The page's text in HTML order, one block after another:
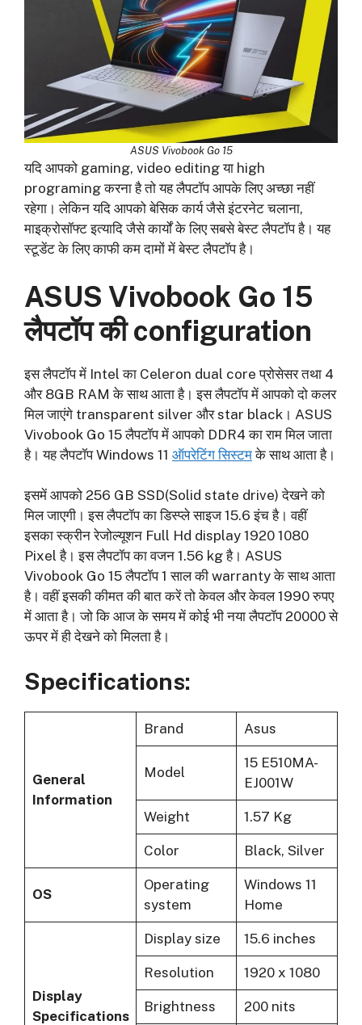
ASUS Vivobook Go 15
यदि आपको gaming, video editing या high
programing करना है तो यह लैपटॉप आपके लिए अच्छा नहीं
रहेगा। लेकिन यदि आपको बेसिक कार्य जैसे इंटरनेट चलाना,
माइक्रोसॉफ्ट इत्यादि जैसे कार्यों के लिए सबसे बेस्ट लैपटॉप है। यह
स्टूडेंट के लिए काफी कम दामों में बेस्ट लैपटॉप है।
ASUS Vivobook Go 15
लैपटॉप की configuration
इस लैपटॉप में Intel का Celeron dual core प्रोसेसर तथा 4
और 8GB RAM के साथ आता है। इस लैपटॉप में आपको दो कलर
मिल जाएंगे transparent silver और star black। ASUS
Vivobook Go 15 लैपटॉप में आपको DDR4 का राम मिल जाता
है। यह लैपटॉप Windows 11 ऑपरेटिंग सिस्टमके साथ आता है।
इसमें आपको 256 GB SSD(Solid state drive) देखने को
मिल जाएगी। इस लैपटॉप का डिस्प्ले साइज 15.6 इंच है। वहीं
इसका स्क्रीन रेजोल्यूशन Full Hd display 1920 1080
Pixel है। इस लैपटॉप का वजन 1.56 kg है। ASUS
Vivobook Go 15 लैपटॉप 1 साल की warranty के साथ आता
है। वहीं इसकी कीमत की बात करें तो केवल और केवल 1990 रुपए
में आता है। जो कि आज के समय में कोई भी नया लैपटॉप 20000 से
ऊपर में ही देखने को मिलता है।
Specifications:
General
Information
Brand Asus
Model
15 E510MA-
EJ001W
Weight 1.57 Kg
Color Black, Silver
OS
Operating
system
Windows 11
Home
Display
Specifications
Display size 15.6 inches
Resolution 1920 x 1080
Brightness 200 nits